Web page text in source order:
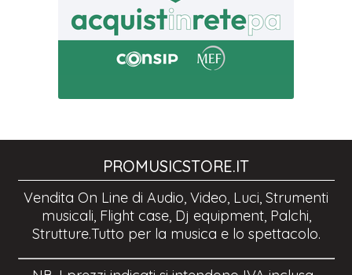
PROMUSICSTORE.IT
Vendita On Line di Audio, Video, Luci, Strumenti
musicali, Flight case, Dj equipment, Palchi,
Strutture.Tutto per la musica e lo spettacolo.